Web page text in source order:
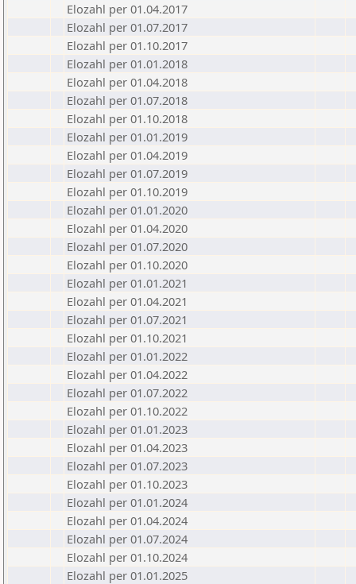
Elozahl per 01.04.2017
Elozahl per 01.07.2017
Elozahl per 01.10.2017
Elozahl per 01.01.2018
Elozahl per 01.04.2018
Elozahl per 01.07.2018
Elozahl per 01.10.2018
Elozahl per 01.01.2019
Elozahl per 01.04.2019
Elozahl per 01.07.2019
Elozahl per 01.10.2019
Elozahl per 01.01.2020
Elozahl per 01.04.2020
Elozahl per 01.07.2020
Elozahl per 01.10.2020
Elozahl per 01.01.2021
Elozahl per 01.04.2021
Elozahl per 01.07.2021
Elozahl per 01.10.2021
Elozahl per 01.01.2022
Elozahl per 01.04.2022
Elozahl per 01.07.2022
Elozahl per 01.10.2022
Elozahl per 01.01.2023
Elozahl per 01.04.2023
Elozahl per 01.07.2023
Elozahl per 01.10.2023
Elozahl per 01.01.2024
Elozahl per 01.04.2024
Elozahl per 01.07.2024
Elozahl per 01.10.2024
Elozahl per 01.01.2025